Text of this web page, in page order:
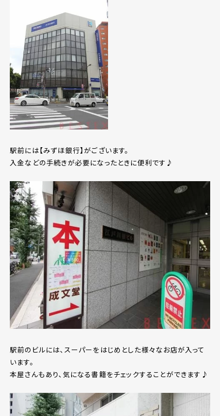
駅前には【みずほ銀行】がございます。
入金などの手続きが必要になったときに便利です♪
駅前のビルには、スーパーをはじめとした様々なお店が入って
います。
本屋さんもあり、気になる書籍をチェックすることができます♪